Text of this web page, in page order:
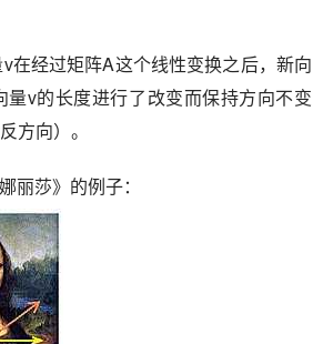
在经过矩阵A这个线性变换之后，新向
v的长度进行了改变而保持方向不变
方向）。
莎》的例子：